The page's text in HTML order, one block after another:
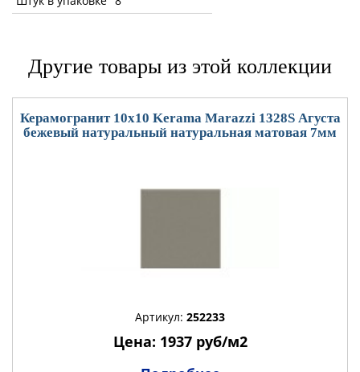
Другие товары из этой коллекции
Керамогранит 10x10 Kerama Marazzi 1328S Агуста
бежевый натуральный натуральная матовая 7мм
Артикул: 252233
Цена: 1937 руб/м2